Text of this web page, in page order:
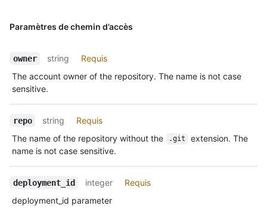
Paramètres de chemin d’accès
owner string
Requis
The account owner of the repository. The name is not case
sensitive.
repo string
Requis
The name of the repository without the
.git
extension. The
name is not case sensitive.
deployment_id integer
Requis
deployment_id parameter